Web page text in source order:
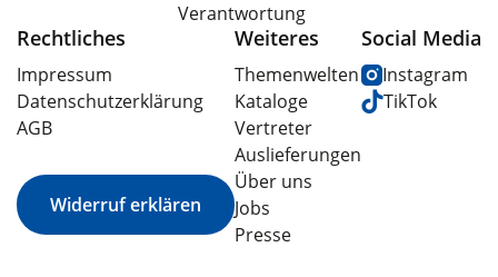
Verantwortung
Rechtliches
Impressum
Datenschutzerklärung
AGB
Widerruf erklären
Weiteres
Themenwelten
Kataloge
Vertreter
Auslieferungen
Über uns
Jobs
Presse
Social Media
Instagram
TikTok